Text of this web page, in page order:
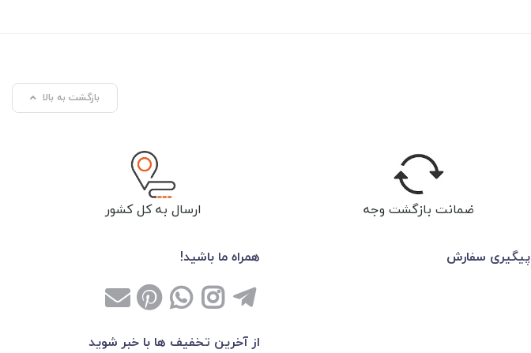
بازگشت به بالا
ضمانت بازگشت وجه ارسال به کل کشور
پیگیری سفارش
همراه ما باشید!
از آخرین تخفیف ها با خبر شوید